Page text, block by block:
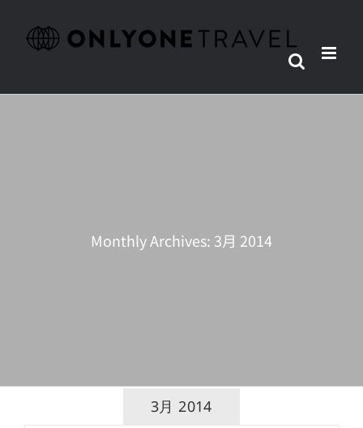
Monthly Archives: 3月 2014
3月 2014